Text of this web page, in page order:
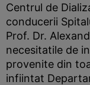
Centrul de
conducerii
Prof. Dr.
necesitatile de
provenite din
infiintat